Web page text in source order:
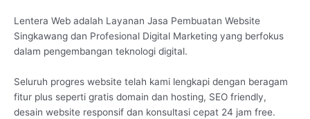
Lentera Web adalah Layanan Jasa Pembuatan Website
Singkawang dan Profesional Digital Marketing yang berfokus
dalam pengembangan teknologi digital.
Seluruh progres website telah kami lengkapi dengan beragam
fitur plus seperti gratis domain dan hosting, SEO friendly,
desain website responsif dan konsultasi cepat 24 jam free.